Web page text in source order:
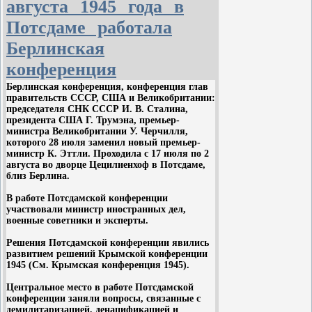
государство орудием своих
чудовищных
преступлений». Нюрнбергский
трибунал - первый в истории
международный суд,
агрессию тягчайшим уголовным
преступлением, наказавший, как
уголовных преступников,
государственных деятелей,
виновных в подготовке,
развязывании и ведении
агрессивных войн, справедливо
исполнителей преступных планов
истребления миллионов невинных
Впервые идея проведения
над нацистскими преступниками
была выдвинута Советским
августа 1945 года в
Потсдаме работала
Берлинская
конференция
Берлинская конференция, конференция глав
правительств СССР, США и Великобритании:
председателя СНК СССР И. В. Сталина,
президента США Г. Трумэна, премьер-
министра Великобритании У. Черчилля,
которого 28 июля заменил новый премьер-
министр К. Эттли. Проходила с 17 июля по 2
августа во дворце Цецилиенхоф в Потсдаме,
близ Берлина.
В работе Потсдамской конференции
участвовали министр иностранных дел,
военные советники и эксперты.
Решения Потсдамской конференции явились
развитием решений Крымской конференции
1945 (См. Крымская конференция 1945).
Центральное место в работе Потсдамской
конференции заняли вопросы, связанные с
демилитаризацией, денацификацией и